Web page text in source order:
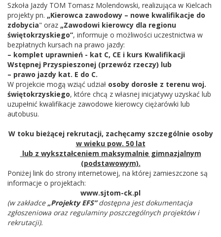
Szkoła Jazdy TOM Tomasz Molendowski, realizująca w Kielcach
projekty pn. „Kierowca zawodowy – nowe kwalifikacje do
zdobycia" oraz „Zawodowi kierowcy dla regionu
świętokrzyskiego”, informuje o możliwości uczestnictwa w
bezpłatnych kursach na prawo jazdy:
– komplet uprawnień - kat C, CE i kurs Kwalifikacji
Wstępnej Przyspieszonej (przewóz rzeczy) lub
– prawo jazdy kat. E do C.
W projekcie mogą wziąć udział osoby dorosłe z terenu woj.
świętokrzyskiego, które chcą z własnej inicjatywy uzyskać lub
uzupełnić kwalifikacje zawodowe kierowcy ciężarówki lub
autobusu.
W toku bieżącej rekrutacji, zachęcamy szczególnie osoby
w wieku pow. 50 lat
lub z wykształceniem maksymalnie gimnazjalnym
(podstawowym).
Poniżej link do strony internetowej, na której zamieszczone są
informacje o projektach:
www.sjtom-ck.pl
(w zakładce „Projekty EFS”dostępna jest dokumentacja
zgłoszeniowa oraz regulaminy poszczególnych projektów i
rekrutacji).